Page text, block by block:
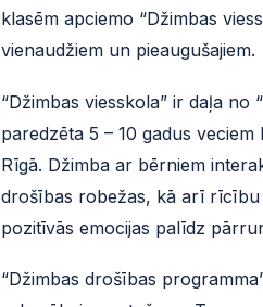
klasēm apciemo “Džimbas
vienaudžiem un pieaugušajiem.
“Džimbas viesskola” ir daļa
paredzēta 5 – 10 gadus
Rīgā. Džimba ar bērniem
drošības robežas, kā arī rīcību
pozitīvās emocijas palīdz
“Džimbas drošības